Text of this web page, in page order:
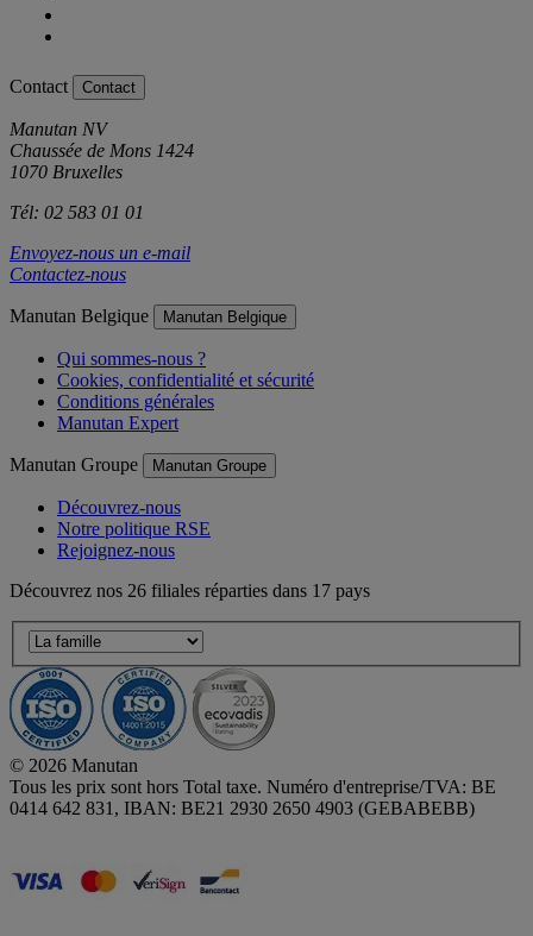
Contact Contact
Manutan NV
Chaussée de Mons 1424
1070 Bruxelles
Tél: 02 583 01 01
Envoyez-nous un e-mail
Contactez-nous
Manutan Belgique Manutan Belgique
Qui sommes-nous ?
Cookies, confidentialité et sécurité
Conditions générales
Manutan Expert
Manutan Groupe Manutan Groupe
Découvrez-nous
Notre politique RSE
Rejoignez-nous
Découvrez nos 26 filiales réparties dans 17 pays
© 2026 Manutan
Tous les prix sont hors Total taxe. Numéro d'entreprise/TVA: BE
0414 642 831, IBAN: BE21 2930 2650 4903 (GEBABEBB)